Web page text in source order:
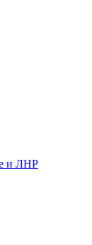
и ЛНР